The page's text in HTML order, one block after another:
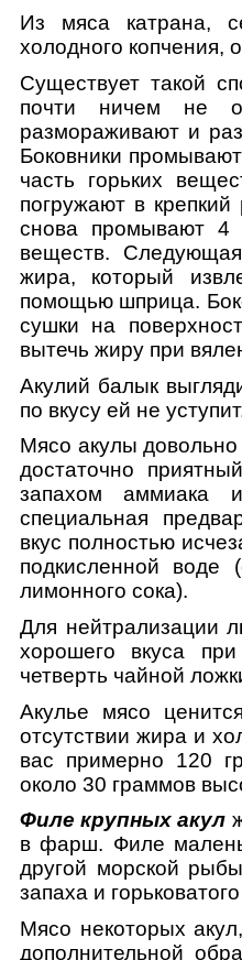
Из мяса катрана,
холодного копчения,
Существует такой
почти ничем не
размораживают и
Боковники
часть горьких
погружают в
снова промывают 4
веществ.
жира, который
помощью шприца.
сушки на
вытечь жиру при
Акулий балык
по вкусу ей не
Мясо акулы
достаточно
запахом аммиака
специальная
вкус полностью
подкисленной воде
лимонного сока).
Для нейтрализации
хорошего вкуса
четверть чайной
Акулье мясо
отсутствии жира и
вас примерно 120
около 30 граммов
Филе крупных акул
в фарш. Филе
другой морской
запаха и
Мясо некоторых
дополнительной